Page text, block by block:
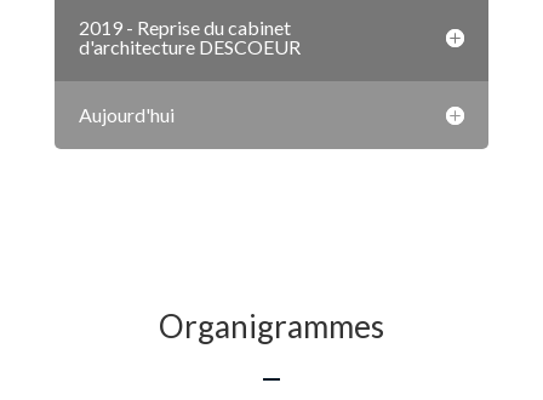
2019 - Reprise du cabinet
d'architecture DESCOEUR
Aujourd'hui
Organigrammes